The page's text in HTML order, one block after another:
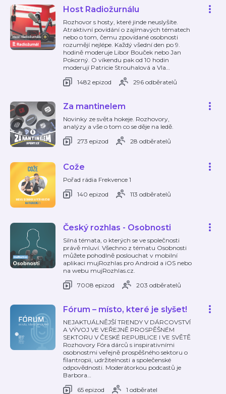
Host Radiožurnálu
Rozhovor s hosty, které jinde neuslyšíte.
Atraktivní povídání o zajímavých tématech
nebo o tom, čemu zpovídané osobnosti
rozumějí nejlépe. Každý všední den po 9.
hodině moderuje Libor Bouček nebo Jan
Pokorný. O víkendu pak od 10 hodin
moderují Patricie Strouhalová a Vla…
1482 epizod
296 odběratelů
Za mantinelem
Novinky ze světa hokeje. Rozhovory,
analýzy a vše o tom co se děje na ledě.
273 epizod
28 odběratelů
Cože
Pořad rádia Frekvence 1
140 epizod
113 odběratelů
Český rozhlas - Osobnosti
Silná témata, o kterých se ve společnosti
právě mluví. Všechno z tématu Osobnosti
můžete pohodlně poslouchat v mobilní
aplikaci mujRozhlas pro Android a iOS nebo
na webu mujRozhlas.cz.
7008 epizod
203 odběratelů
Fórum – místo, které je slyšet!
NEJAKTUÁLNĚJŠÍ TRENDY V DÁRCOVSTVÍ
A VÝVOJ VE VEŘEJNĚ PROSPĚŠNÉM
SEKTORU V ČESKÉ REPUBLICE I VE SVĚTĚ
Rozhovory Fóra dárců s inspirativními
osobnostmi veřejně prospěšného sektoru o
filantropii, udržitelnosti a společenské
odpovědnosti. Moderátorkou podcastů je
Barbora…
65 epizod
1 odběratel